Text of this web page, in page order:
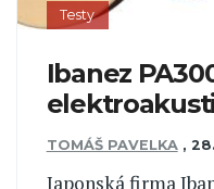
Testy
Ibanez
TOMÁŠ PAVELKA ,
Japonská firma